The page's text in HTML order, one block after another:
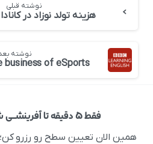
نوشته قبلی
هزینه تولد نوزاد در
نوشته
فقط ۵ دقیقه تا آفرینشــی شدن فاصله دارید!
همین الان تعیین سطح رو رزرو